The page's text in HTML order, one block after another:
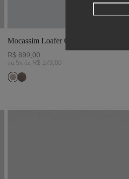
Mocassim Loafer Camurça Tabaco
R$ 899,00
ou 5x de R$ 179, 80